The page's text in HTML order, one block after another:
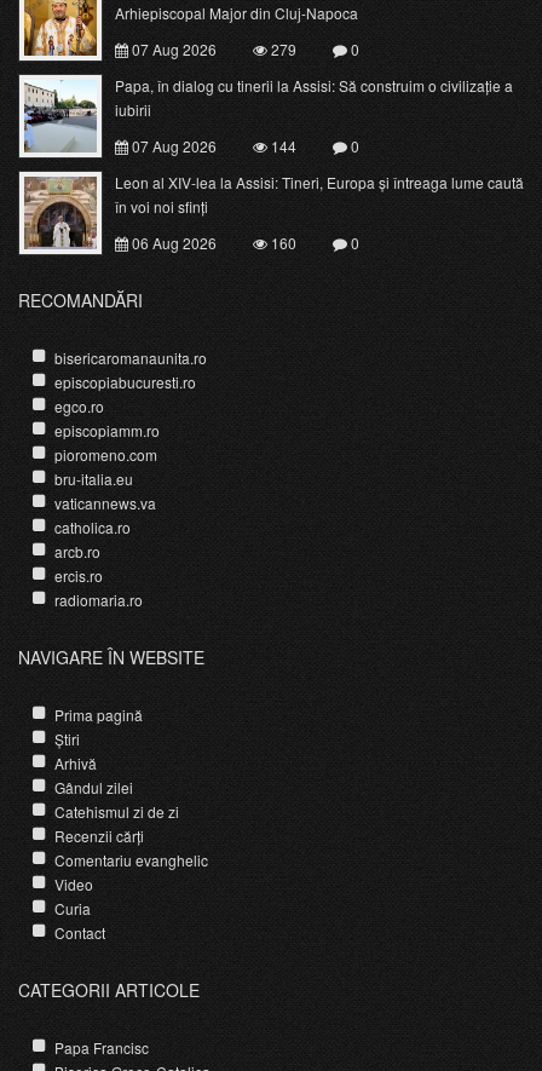
Arhiepiscopal Major din Cluj-Napoca
07 Aug 2026
279
0
Papa, în dialog cu tinerii la Assisi: Să construim o civilizație a
iubirii
07 Aug 2026
144
0
Leon al XIV-lea la Assisi: Tineri, Europa și întreaga lume caută
în voi noi sfinți
06 Aug 2026
160 0
RECOMANDĂRI
bisericaromanaunita.ro
episcopiabucuresti.ro
egco.ro
episcopiamm.ro
pioromeno.com
bru-italia.eu
vaticannews.va
catholica.ro
arcb.ro
ercis.ro
radiomaria.ro
NAVIGARE ÎN WEBSITE
Prima pagină
Știri
Arhivă
Gândul zilei
Catehismul zi de zi
Recenzii cărți
Comentariu evanghelic
Video
Curia
Contact
CATEGORII ARTICOLE
Papa Francisc